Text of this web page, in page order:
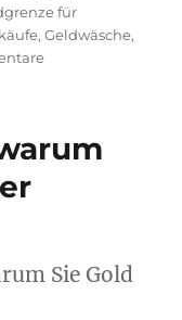
für
,Geldwäsche,
zu
1.
–Sie Gold